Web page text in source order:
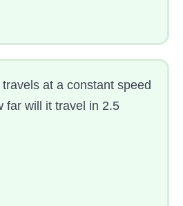
travels at a constant speed
far will it travel in 2.5